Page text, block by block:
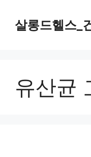
살롱드헬스_
유산균